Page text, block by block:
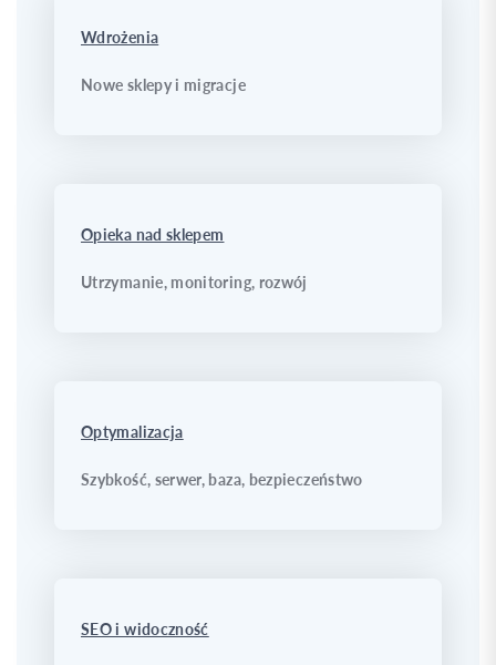
Wdrożenia
Nowe sklepy i migracje
Opieka nad sklepem
Utrzymanie, monitoring, rozwój
Optymalizacja
Szybkość, serwer, baza, bezpieczeństwo
SEO i widoczność